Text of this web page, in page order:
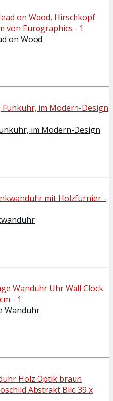
on Wood
im Modern-Design
Wanduhr